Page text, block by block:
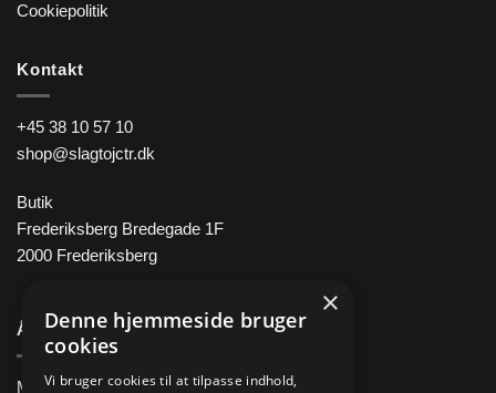
Cookiepolitik
Kontakt
+45 38 10 57 10
shop@slagtojctr.dk
Butik
Frederiksberg Bredegade 1F
2000 Frederiksberg
Åbningstider
Man-Fre 11.00 – 18.00
×
Denne hjemmeside bruger
cookies
Vi bruger cookies til at tilpasse indhold,